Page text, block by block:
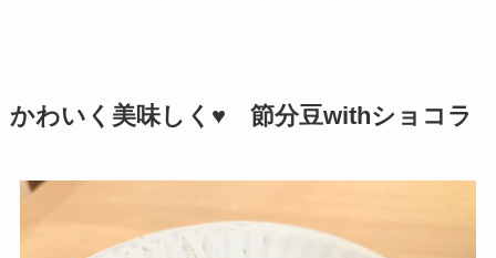
かわいく美味しく♥ 節分豆withショコラ